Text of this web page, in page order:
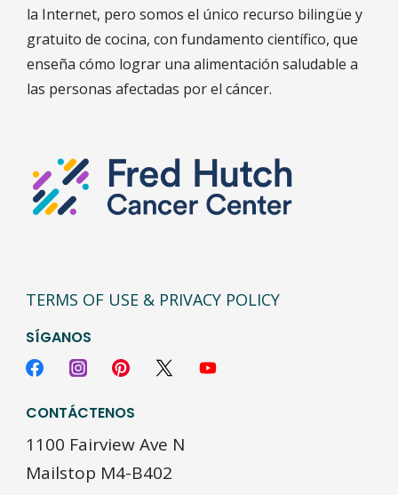
la Internet, pero somos el único recurso bilingüe y
gratuito de cocina, con fundamento científico, que
enseña cómo lograr una alimentación saludable a
las personas afectadas por el cáncer.
TERMS OF USE & PRIVACY POLICY
SÍGANOS
CONTÁCTENOS
1100 Fairview Ave N
Mailstop M4-B402